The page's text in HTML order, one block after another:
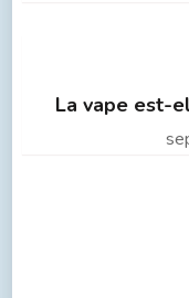
La vape est-